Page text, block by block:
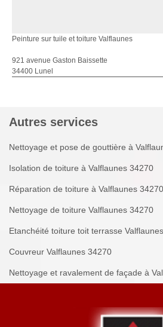
Peinture sur tuile et toiture Valflaunes
921 avenue Gaston Baissette
34400 Lunel
Autres services
Nettoyage et pose de gouttière à
Isolation de toiture à Valflaunes 34270
Réparation de toiture à Valflaunes 34270
Nettoyage de toiture Valflaunes 34270
Etanchéité toiture toit terrasse
Couvreur Valflaunes 34270
Nettoyage et ravalement de façade à